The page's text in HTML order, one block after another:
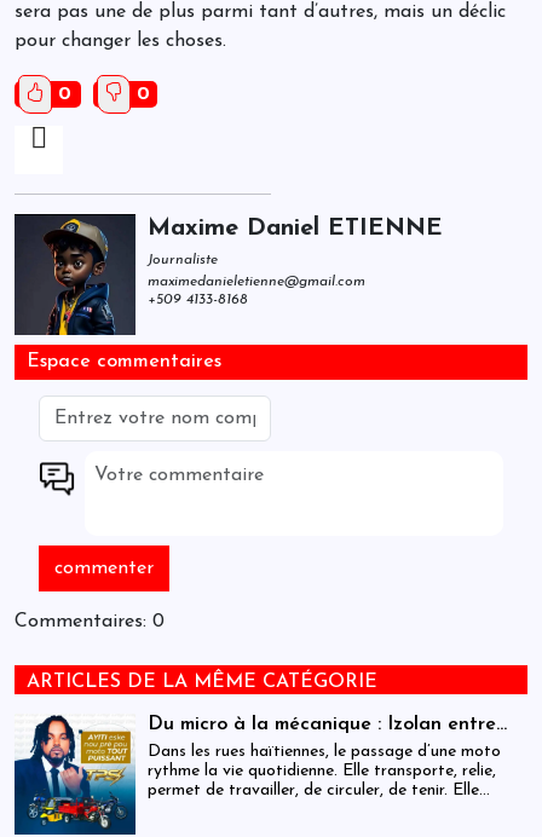
sera pas une de plus parmi tant d’autres, mais un déclic
pour changer les choses.
0 0
Maxime Daniel ETIENNE
Journaliste
maximedanieletienne@gmail.com
+509 4133-8168
Espace commentaires
Commentaires: 0
ARTICLES DE LA MÊME CATÉGORIE
Du micro à la mécanique : Izolan entre
dans l’univers des motocyclettes en Haïti
Dans les rues haïtiennes, le passage d’une moto
rythme la vie quotidienne. Elle transporte, relie,
permet de travailler, de circuler, de tenir. Elle